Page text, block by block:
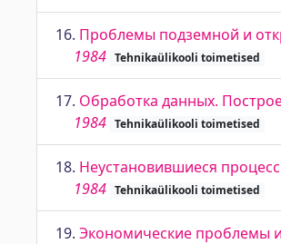
16. Проблемы подземной и
1984 Tehnikaülikooli toimetised
17. Обработка данных.
1984 Tehnikaülikooli toimetised
18. Неустановившиеся
1984 Tehnikaülikooli toimetised
19. Экономические проблемы